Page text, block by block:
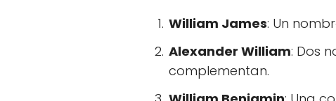
William James: Un
Alexander William: Dos
complementan.